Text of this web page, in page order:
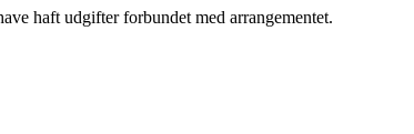
haft udgifter forbundet med arrangementet.